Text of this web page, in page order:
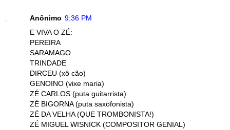
Anônimo 9:36 PM
E VIVA O ZÉ:
PEREIRA
SARAMAGO
TRINDADE
DIRCEU (xô cão)
GENOINO (vixe maria)
ZÉ CARLOS (puta guitarrista)
ZÉ BIGORNA (puta saxofonista)
ZÉ DA VELHA (QUE TROMBONISTA!)
ZÉ MIGUEL WISNICK (COMPOSITOR GENIAL)